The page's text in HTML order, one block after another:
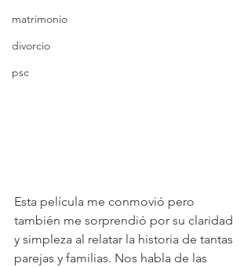
matrimonio
divorcio
psc
Esta película me conmovió pero
también me sorprendió por su claridad
y simpleza al relatar la historia de tantas
parejas y familias. Nos habla de las